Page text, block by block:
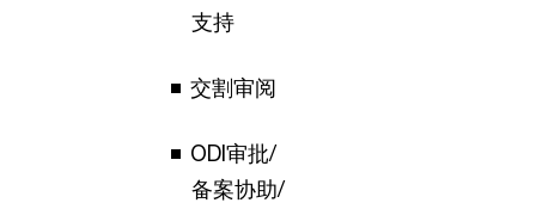
支持
交割审阅
ODI审批/
备案协助/